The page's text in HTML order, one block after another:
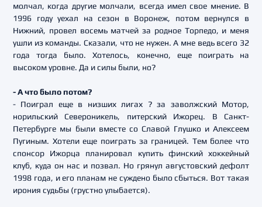
молчал, когда другие молчали, всегда имел свое мнение. В
1996 году уехал на сезон в Воронеж, потом вернулся в
Нижний, провел восемь матчей за родное Торпедо, и меня
ушли из команды. Сказали, что не нужен. А мне ведь всего 32
года тогда было. Хотелось, конечно, еще поиграть на
высоком уровне. Да и силы были, но?
- А что было потом?
- Поиграл еще в низших лигах ? за заволжский Мотор,
норильский Североникель, питерский Ижорец. В Санкт-
Петербурге мы были вместе со Славой Глушко и Алексеем
Пугиным. Хотели еще поиграть за границей. Тем более что
спонсор Ижорца планировал купить финский хоккейный
клуб, куда он нас и позвал. Но грянул августовский дефолт
1998 года, и его планам не суждено было сбыться. Вот такая
ирония судьбы (грустно улыбается).